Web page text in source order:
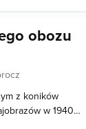
obozu
z koników
w 1940